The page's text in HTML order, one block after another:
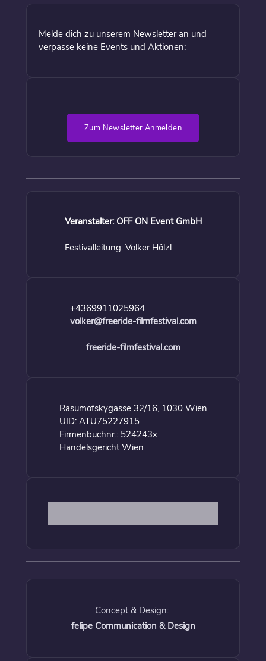
Melde dich zu unserem Newsletter an und
verpasse keine Events und Aktionen:
Zum Newsletter Anmelden
Veranstalter: OFF ON Event GmbH
Festivalleitung: Volker Hölzl
+4369911025964
volker@freeride-filmfestival.com
freeride-filmfestival.com
Rasumofskygasse 32/16, 1030 Wien
UID: ATU75227915
Firmenbuchnr.: 524243x
Handelsgericht Wien
Concept & Design:
felipe Communication & Design